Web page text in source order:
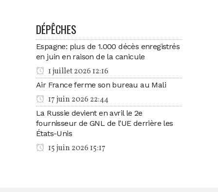
DÉPÊCHES
Espagne: plus de 1.000 décès enregistrés
en juin en raison de la canicule
1 juillet 2026 12:16
Air France ferme son bureau au Mali
17 juin 2026 22:44
La Russie devient en avril le 2e
fournisseur de GNL de l’UE derrière les
États-Unis
15 juin 2026 15:17